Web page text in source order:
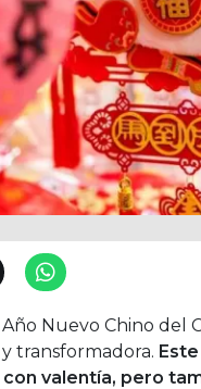
Año Nuevo Chino del
transformadora.
valentía, pero